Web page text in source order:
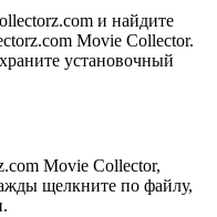
и найдите
Movie Collector.
установочный
Movie Collector,
щелкните по файлу,